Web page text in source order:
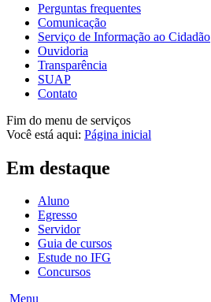
Perguntas frequentes
Comunicação
Serviço de Informação ao Cidadão
Ouvidoria
Transparência
SUAP
Contato
Fim do menu de serviços
Você está aqui: Página inicial
Em destaque
Aluno
Egresso
Servidor
Guia de cursos
Estude no IFG
Concursos
Menu